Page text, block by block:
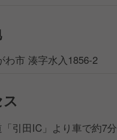
わ市 湊字水入1856-2
引田IC」より車で約7分